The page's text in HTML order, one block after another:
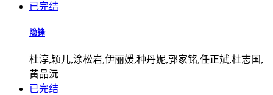
已完结
隐锋
杜淳,颖儿,涂松岩,伊丽媛,种丹妮,郭家铭,任正斌,杜志国,
黄品沅
已完结